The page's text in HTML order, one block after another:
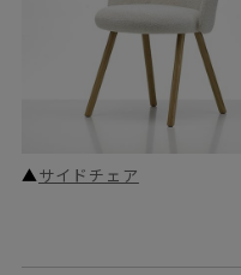
▲ サイドチェア